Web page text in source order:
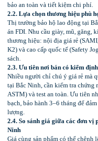
bảo an toàn và tiết kiệm chi phí.
2.2. Lựa chọn thương hiệu phù
Thị trường bảo hộ lao động tại
án FDI. Nhu cầu giày, mũ, găng,
thương hiệu: nội địa giá rẻ
K2) và cao cấp quốc tế (Safety
sách.
2.3. Ưu tiên nơi bán có kiểm
Nhiều người chỉ chú ý giá rẻ mà
tại Bắc Ninh, cần kiểm tra chứng
ASTM) và test an toàn. Ưu tiên
bạch, bảo hành 3–6 tháng để
lượng.
2.4. So sánh giá giữa các đơn
Ninh
Giá cùng sản phẩm có thể chênh